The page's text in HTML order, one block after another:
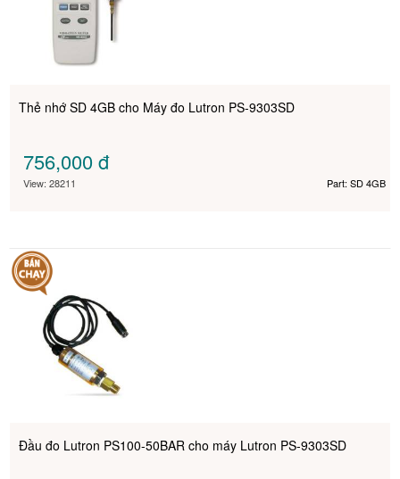
Thẻ nhớ SD 4GB cho Máy đo Lutron PS-9303SD
756,000đ
View: 28211 Part: SD 4GB
Đầu đo Lutron PS100-50BAR cho máy Lutron PS-9303SD